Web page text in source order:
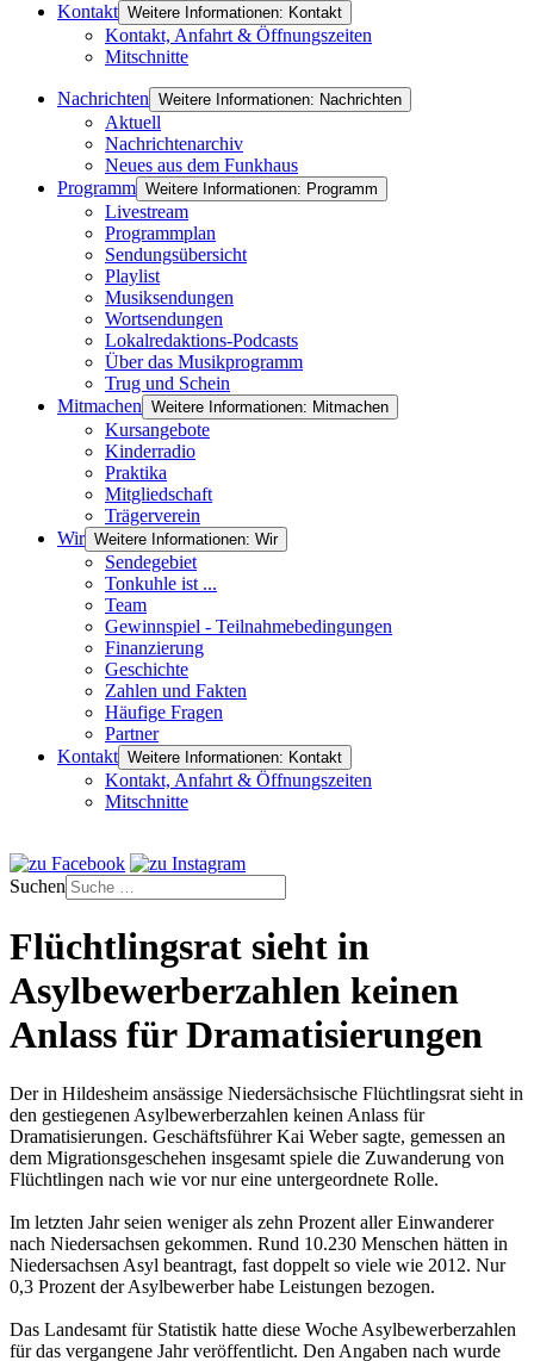
Kontakt Weitere Informationen: Kontakt
Kontakt, Anfahrt & Öffnungszeiten
Mitschnitte
Nachrichten Weitere Informationen: Nachrichten
Aktuell
Nachrichtenarchiv
Neues aus dem Funkhaus
Programm Weitere Informationen: Programm
Livestream
Programmplan
Sendungsübersicht
Playlist
Musiksendungen
Wortsendungen
Lokalredaktions-Podcasts
Über das Musikprogramm
Trug und Schein
Mitmachen Weitere Informationen: Mitmachen
Kursangebote
Kinderradio
Praktika
Mitgliedschaft
Trägerverein
Wir Weitere Informationen: Wir
Sendegebiet
Tonkuhle ist ...
Team
Gewinnspiel - Teilnahmebedingungen
Finanzierung
Geschichte
Zahlen und Fakten
Häufige Fragen
Partner
Kontakt Weitere Informationen: Kontakt
Kontakt, Anfahrt & Öffnungszeiten
Mitschnitte
Suchen
Flüchtlingsrat sieht in
Asylbewerberzahlen keinen
Anlass für Dramatisierungen
Der in Hildesheim ansässige Niedersächsische Flüchtlingsrat sieht in
den gestiegenen Asylbewerberzahlen keinen Anlass für
Dramatisierungen. Geschäftsführer Kai Weber sagte, gemessen an
dem Migrationsgeschehen insgesamt spiele die Zuwanderung von
Flüchtlingen nach wie vor nur eine untergeordnete Rolle.
Im letzten Jahr seien weniger als zehn Prozent aller Einwanderer
nach Niedersachsen gekommen. Rund 10.230 Menschen hätten in
Niedersachsen Asyl beantragt, fast doppelt so viele wie 2012. Nur
0,3 Prozent der Asylbewerber habe Leistungen bezogen.
Das Landesamt für Statistik hatte diese Woche Asylbewerberzahlen
für das vergangene Jahr veröffentlicht. Den Angaben nach wurde